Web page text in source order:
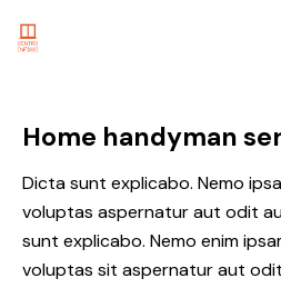
Home handyman
Dicta sunt explicabo. Nemo
voluptas aspernatur aut odit
sunt explicabo. Nemo enim
voluptas sit aspernatur aut